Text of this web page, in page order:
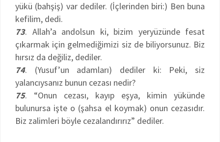
yükü (bahşiş) var dediler. (İçlerinden biri:) Ben buna
kefilim, dedi.
73. Allah’a andolsun ki, bizim yeryüzünde fesat
çıkarmak için gelmediğimizi siz de biliyorsunuz. Biz
hırsız da değiliz, dediler.
74. (Yusuf’un adamları) dediler ki: Peki, siz
yalancıysanız bunun cezası nedir?
75. “Onun cezası, kayıp eşya, kimin yükünde
bulunursa işte o (şahsa el koymak) onun cezasıdır.
Biz zalimleri böyle cezalandırırız” dediler.